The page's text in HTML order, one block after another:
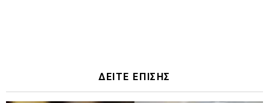
ΔΕΙΤΕ ΕΠΙΣΗΣ